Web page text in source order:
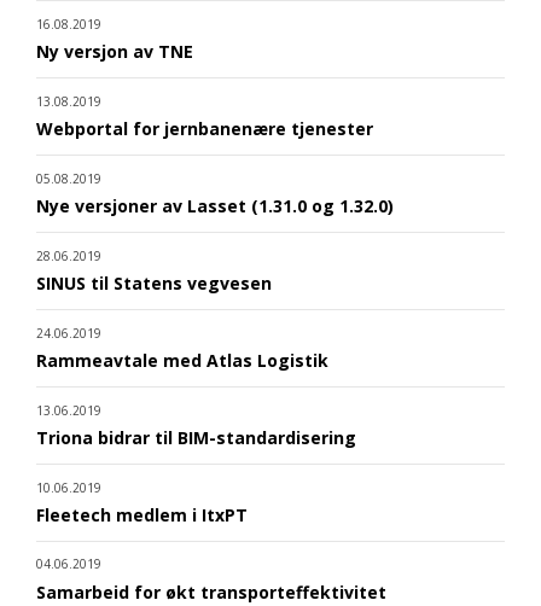
16.08.2019
Ny versjon av TNE
13.08.2019
Webportal for jernbanenære tjenester
05.08.2019
Nye versjoner av Lasset (1.31.0 og 1.32.0)
28.06.2019
SINUS til Statens vegvesen
24.06.2019
Rammeavtale med Atlas Logistik
13.06.2019
Triona bidrar til BIM-standardisering
10.06.2019
Fleetech medlem i ItxPT
04.06.2019
Samarbeid for økt transporteffektivitet